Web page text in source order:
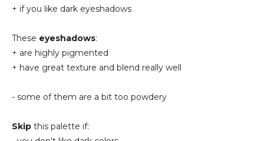
+ if you like dark eyeshadows
These eyeshadows:
+ are highly pigmented
+ have great texture and blend really well
- some of them are a bit too powdery
Skip this palette if: